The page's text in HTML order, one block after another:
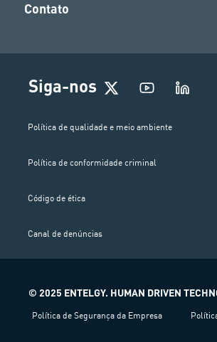
Contato
Siga-nos
Política de qualidade e meio ambiente
Política de conformidade criminal
Código de ética
Canal de denúncias
© 2025 ENTELGY. HUMAN DRIVEN
Política de Segurança da Empresa